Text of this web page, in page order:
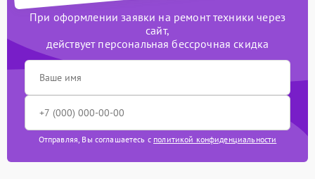
При оформлении заявки на ремонт техники через
сайт,
действует персональная бессрочная скидка
Отправляя, Вы соглашаетесь с политикой конфиденциальности